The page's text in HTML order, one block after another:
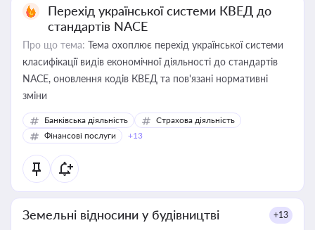
Перехід української системи КВЕД до
стандартів NACE
Про що тема: Тема охоплює перехід української системи
класифікації видів економічної діяльності до стандартів
NACE, оновлення кодів КВЕД та пов'язані нормативні
зміни
Банківська діяльність
Страхова діяльність
Фінансові послуги
+13
Земельні відносини у будівництві +13